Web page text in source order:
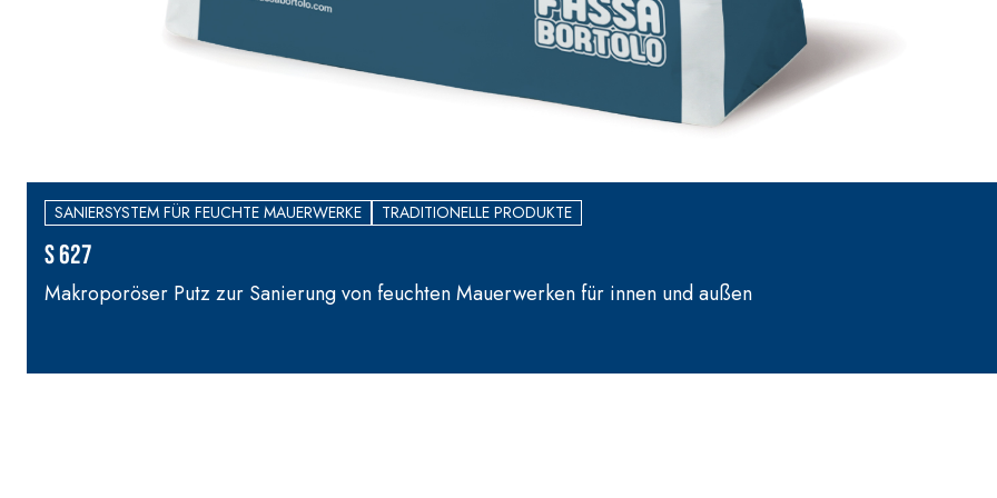
SANIERSYSTEM FÜR FEUCHTE MAUERWERKE TRADITIONELLE PRODUKTE
S 627
Makroporöser Putz zur Sanierung von feuchten Mauerwerken für innen und außen